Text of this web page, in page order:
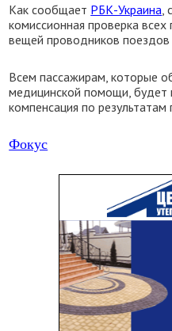
Как сообщает РБК-Украина,
комиссионная проверка
вещей проводников
Всем пассажирам, которые
медицинской помощи, будет
компенсация по
Фокус